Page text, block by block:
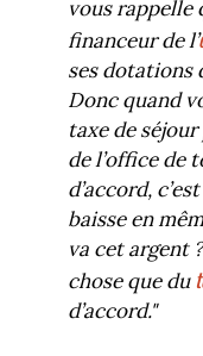
vous rappelle
financeur de l’
ses dotations
Donc quand
taxe de
de l’office de
d’accord,
baisse en
va cet argent
chose que du
d’accord."